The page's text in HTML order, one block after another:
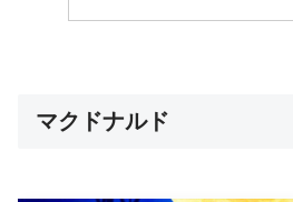
マクドナルド